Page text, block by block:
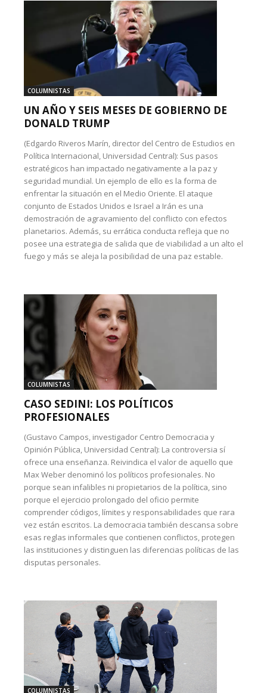
COLUMNISTAS
UN AÑO Y SEIS MESES DE GOBIERNO DE
DONALD TRUMP
(Edgardo Riveros Marín, director del Centro de Estudios en
Política Internacional, Universidad Central): Sus pasos
estratégicos han impactado negativamente a la paz y
seguridad mundial. Un ejemplo de ello es la forma de
enfrentar la situación en el Medio Oriente. El ataque
conjunto de Estados Unidos e Israel a Irán es una
demostración de agravamiento del conflicto con efectos
planetarios. Además, su errática conducta refleja que no
posee una estrategia de salida que de viabilidad a un alto el
fuego y más se aleja la posibilidad de una paz estable.
COLUMNISTAS
CASO SEDINI: LOS POLÍTICOS
PROFESIONALES
(Gustavo Campos, investigador Centro Democracia y
Opinión Pública, Universidad Central): La controversia sí
ofrece una enseñanza. Reivindica el valor de aquello que
Max Weber denominó los políticos profesionales. No
porque sean infalibles ni propietarios de la política, sino
porque el ejercicio prolongado del oficio permite
comprender códigos, límites y responsabilidades que rara
vez están escritos. La democracia también descansa sobre
esas reglas informales que contienen conflictos, protegen
las instituciones y distinguen las diferencias políticas de las
disputas personales.
COLUMNISTAS